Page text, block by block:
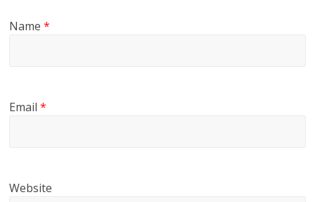
Name*
Email*
Website